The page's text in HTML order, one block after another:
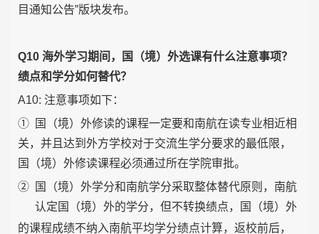
目通知公告”版块发布。
Q10 海外学习期间，国（境）外选课有什么注意事项？
绩点和学分如何替代？
A10: 注意事项如下：
①
国（境）外修读的课程一定要和南航在读专业相近相
关，并且达到外方学校对于交流生学分要求的最低限，
国（境）外修读课程必须通过所在学院审批。
②
国（境）外学分和南航学分采取整体替代原则，南航
认定国（境）外的学分，但不转换绩点，国（境）外
的课程成绩不纳入南航平均学分绩点计算，返校前后，